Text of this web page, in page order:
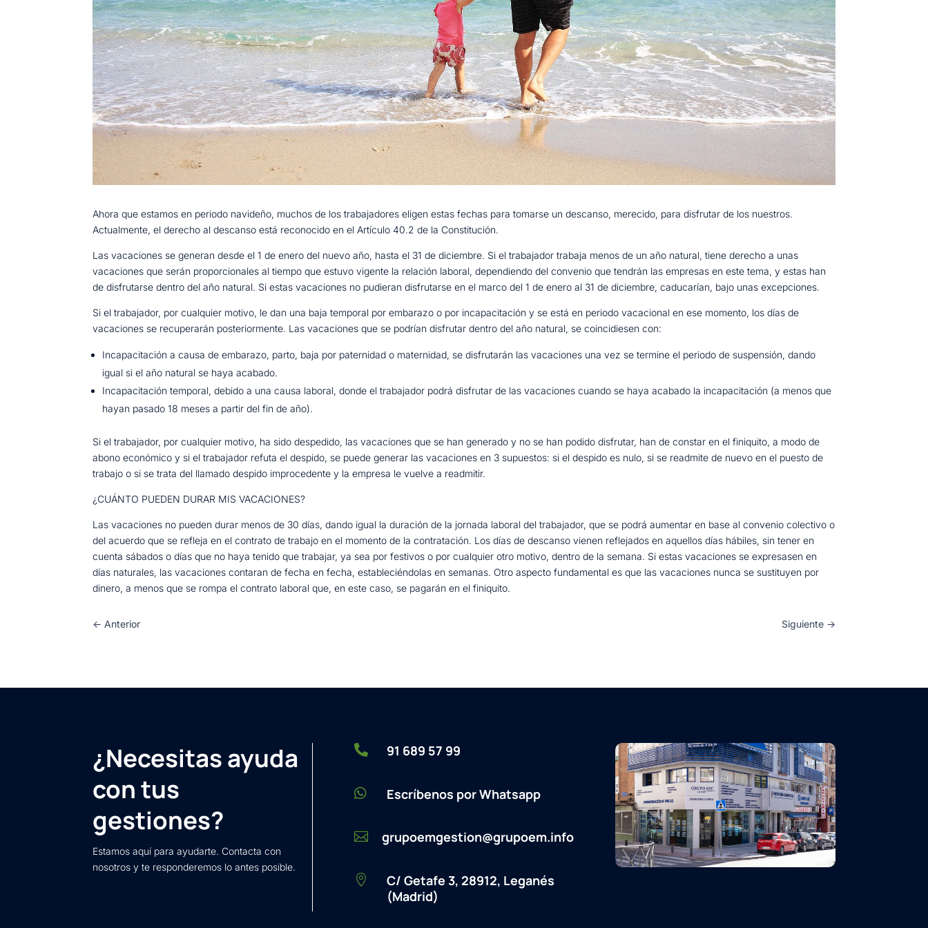
Ahora que estamos en periodo navideño, muchos de los trabajadores eligen estas fechas para tomarse un descanso, merecido, para disfrutar de los nuestros.
Actualmente, el derecho al descanso está reconocido en el Artículo 40.2 de la Constitución.
Las vacaciones se generan desde el 1 de enero del nuevo año, hasta el 31 de diciembre. Si el trabajador trabaja menos de un año natural, tiene derecho a unas
vacaciones que serán proporcionales al tiempo que estuvo vigente la relación laboral, dependiendo del convenio que tendrán las empresas en este tema, y estas han
de disfrutarse dentro del año natural. Si estas vacaciones no pudieran disfrutarse en el marco del 1 de enero al 31 de diciembre, caducarían, bajo unas excepciones.
Si el trabajador, por cualquier motivo, le dan una baja temporal por embarazo o por incapacitación y se está en periodo vacacional en ese momento, los días de
vacaciones se recuperarán posteriormente. Las vacaciones que se podrían disfrutar dentro del año natural, se coincidiesen con:
Incapacitación a causa de embarazo, parto, baja por paternidad o maternidad, se disfrutarán las vacaciones una vez se termine el periodo de suspensión, dando
igual si el año natural se haya acabado.
Incapacitación temporal, debido a una causa laboral, donde el trabajador podrá disfrutar de las vacaciones cuando se haya acabado la incapacitación (a menos que
hayan pasado 18 meses a partir del fin de año).
Si el trabajador, por cualquier motivo, ha sido despedido, las vacaciones que se han generado y no se han podido disfrutar, han de constar en el finiquito, a modo de
abono económico y si el trabajador refuta el despido, se puede generar las vacaciones en 3 supuestos: si el despido es nulo, si se readmite de nuevo en el puesto de
trabajo o si se trata del llamado despido improcedente y la empresa le vuelve a readmitir.
¿CUÁNTO PUEDEN DURAR MIS VACACIONES?
Las vacaciones no pueden durar menos de 30 días, dando igual la duración de la jornada laboral del trabajador, que se podrá aumentar en base al convenio colectivo o
del acuerdo que se refleja en el contrato de trabajo en el momento de la contratación. Los días de descanso vienen reflejados en aquellos días hábiles, sin tener en
cuenta sábados o días que no haya tenido que trabajar, ya sea por festivos o por cualquier otro motivo, dentro de la semana. Si estas vacaciones se expresasen en
días naturales, las vacaciones contaran de fecha en fecha, estableciéndolas en semanas. Otro aspecto fundamental es que las vacaciones nunca se sustituyen por
dinero, a menos que se rompa el contrato laboral que, en este caso, se pagarán en el finiquito.
← Anterior Siguiente→
¿Necesitas ayuda
con tus
gestiones?
Estamos aquí para ayudarte. Contacta con
nosotros y te responderemos lo antes posible.
 91 689 57 99
 Escríbenos por Whatsapp
 grupoemgestion@grupoem.info

C/ Getafe 3, 28912, Leganés
(Madrid)